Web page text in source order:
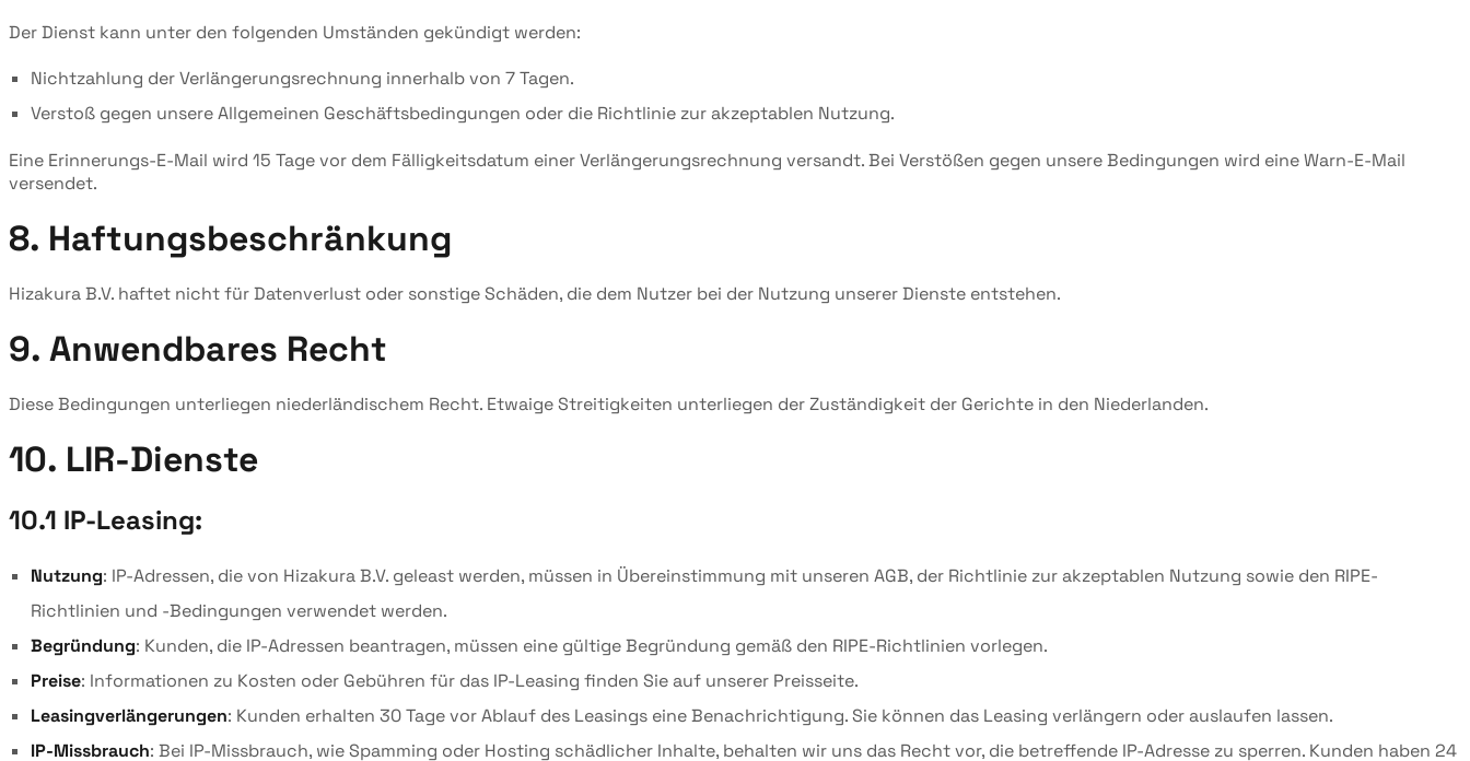
Der Dienst kann unter den folgenden Umständen gekündigt werden:
Nichtzahlung der Verlängerungsrechnung innerhalb von 7 Tagen.
Verstoß gegen unsere Allgemeinen Geschäftsbedingungen oder die Richtlinie zur akzeptablen Nutzung.
Eine Erinnerungs-E-Mail wird 15 Tage vor dem Fälligkeitsdatum einer Verlängerungsrechnung versandt. Bei Verstößen gegen unsere Bedingungen wird eine Warn-E-Mail
versendet.
8. Haftungsbeschränkung
Hizakura B.V. haftet nicht für Datenverlust oder sonstige Schäden, die dem Nutzer bei der Nutzung unserer Dienste entstehen.
9. Anwendbares Recht
Diese Bedingungen unterliegen niederländischem Recht. Etwaige Streitigkeiten unterliegen der Zuständigkeit der Gerichte in den Niederlanden.
10. LIR-Dienste
10.1 IP-Leasing:
Nutzung: IP-Adressen, die von Hizakura B.V. geleast werden, müssen in Übereinstimmung mit unseren AGB, der Richtlinie zur akzeptablen Nutzung sowie den RIPE-
Richtlinien und -Bedingungen verwendet werden.
Begründung: Kunden, die IP-Adressen beantragen, müssen eine gültige Begründung gemäß den RIPE-Richtlinien vorlegen.
Preise: Informationen zu Kosten oder Gebühren für das IP-Leasing finden Sie auf unserer Preisseite.
Leasingverlängerungen: Kunden erhalten 30 Tage vor Ablauf des Leasings eine Benachrichtigung. Sie können das Leasing verlängern oder auslaufen lassen.
IP-Missbrauch: Bei IP-Missbrauch, wie Spamming oder Hosting schädlicher Inhalte, behalten wir uns das Recht vor, die betreffende IP-Adresse zu sperren. Kunden haben 24